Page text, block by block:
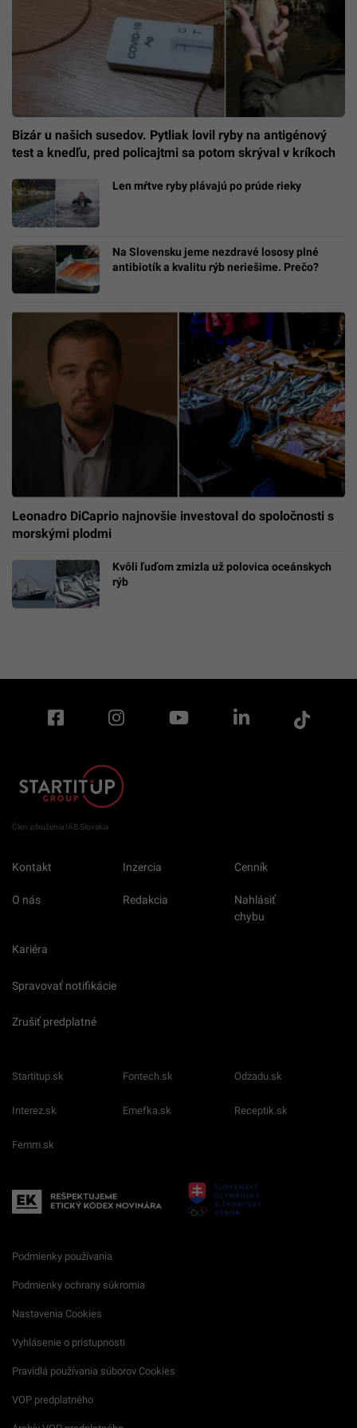
Bizár u našich susedov. Pytliak lovil ryby na antigénový
test a knedľu, pred policajtmi sa potom skrýval v kríkoch
Len mŕtve ryby plávajú po prúde rieky
Na Slovensku jeme nezdravé lososy plné
antibiotík a kvalitu rýb neriešime. Prečo?
Leonadro DiCaprio najnovšie investoval do spoločnosti s
morskými plodmi
Kvôli ľuďom zmizla už polovica oceánskych
rýb
Člen združenia IAB Slovakia
Kontakt Inzercia Cenník
O nás Redakcia
Nahlásiť
chybu
Kariéra
Spravovať notifikácie
Zrušiť predplatné
Startitup.sk Fontech.sk Odzadu.sk
Interez.sk Emefka.sk Receptik.sk
Femm.sk
Podmienky používania
Podmienky ochrany súkromia
Nastavenia Cookies
Vyhlásenie o prístupnosti
Pravidlá používania súborov Cookies
VOP predplatného